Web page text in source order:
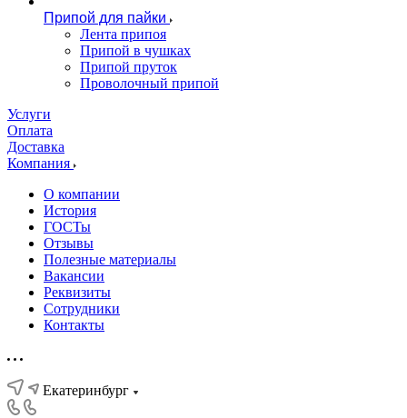
Припой для пайки
Лента припоя
Припой в чушках
Припой пруток
Проволочный припой
Услуги
Оплата
Доставка
Компания
О компании
История
ГОСТы
Отзывы
Полезные материалы
Вакансии
Реквизиты
Сотрудники
Контакты
Екатеринбург